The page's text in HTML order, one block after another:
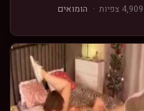
4,909 צפיות
· הומואים